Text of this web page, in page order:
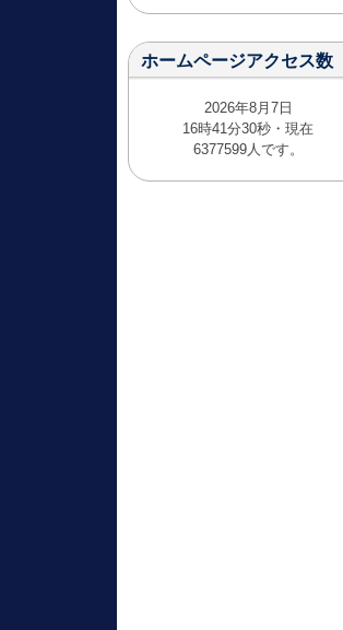
ホームページアクセス数
2026年8月7日
16時41分30秒・現在
6377599人です。